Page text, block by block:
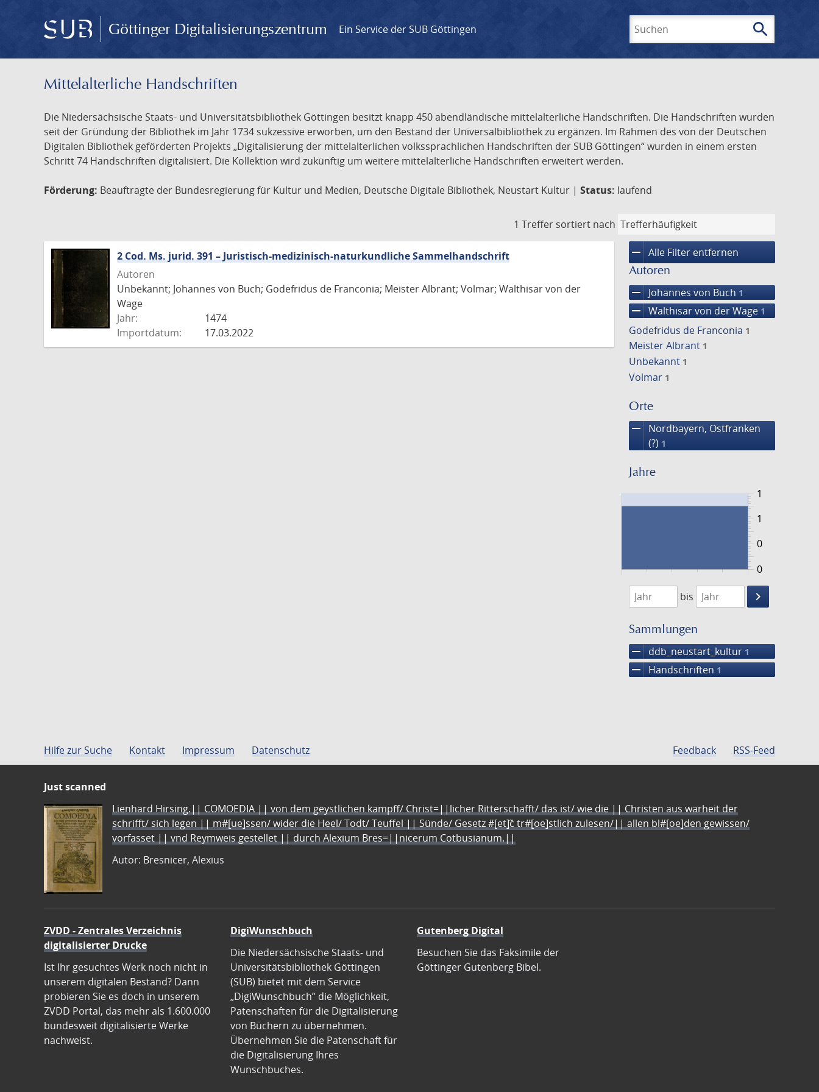
Göttinger Digitalisierungszentrum Ein Service der SUB Göttingen search
Mittelalterliche Handschriften
Die Niedersächsische Staats- und Universitätsbibliothek Göttingen besitzt knapp 450 abendländische mittelalterliche Handschriften. Die Handschriften wurden
seit der Gründung der Bibliothek im Jahr 1734 sukzessive erworben, um den Bestand der Universalbibliothek zu ergänzen. Im Rahmen des von der Deutschen
Digitalen Bibliothek geförderten Projekts „Digitalisierung der mittelalterlichen volkssprachlichen Handschriften der SUB Göttingen“ wurden in einem ersten
Schritt 74 Handschriften digitalisiert. Die Kollektion wird zukünftig um weitere mittelalterliche Handschriften erweitert werden.
Förderung: Beauftragte der Bundesregierung für Kultur und Medien, Deutsche Digitale Bibliothek, Neustart Kultur | Status: laufend
1 Treffer sortiert nach
remove Alle Filter entfernen
Autoren
remove Johannes von Buch 1
remove Walthisar von der Wage 1
Godefridus de Franconia 1
Meister Albrant 1
Unbekannt 1
Volmar 1
Orte
remove
Nordbayern, Ostfranken
(?) 1
Jahre
0
1
0
1
1474
1475
bis
keyboard_arrow_right
Suche
Sammlungen
remove ddb_neustart_kultur 1
remove Handschriften 1
2 Cod. Ms. jurid. 391 – Juristisch-medizinisch-naturkundliche Sammelhandschrift
Autoren
Unbekannt; Johannes von Buch; Godefridus de Franconia; Meister Albrant; Volmar; Walthisar von der
Wage
Jahr:
1474
Importdatum:
17.03.2022
Hilfe zur Suche Kontakt Impressum Datenschutz Feedback RSS-Feed
Just scanned
Lienhard Hirsing.|| COMOEDIA || von dem geystlichen kampff/ Christ=||licher Ritterschafft/ das ist/ wie die || Christen aus warheit der
schrifft/ sich legen || m#[ue]ssen/ wider die Heel/ Todt/ Teuffel || Sünde/ Gesetz #[et]c̃ tr#[oe]stlich zulesen/|| allen bl#[oe]den gewissen/
vorfasset || vnd Reymweis gestellet || durch Alexium Bres=||nicerum Cotbusianum.||
Autor: Bresnicer, Alexius
ZVDD - Zentrales Verzeichnis
digitalisierter Drucke
Ist Ihr gesuchtes Werk noch nicht in
unserem digitalen Bestand? Dann
probieren Sie es doch in unserem
ZVDD Portal, das mehr als 1.600.000
bundesweit digitalisierte Werke
nachweist.
DigiWunschbuch
Die Niedersächsische Staats- und
Universitätsbibliothek Göttingen
(SUB) bietet mit dem Service
„DigiWunschbuch” die Möglichkeit,
Patenschaften für die Digitalisierung
von Büchern zu übernehmen.
Übernehmen Sie die Patenschaft für
die Digitalisierung Ihres
Wunschbuches.
Gutenberg Digital
Besuchen Sie das Faksimile der
Göttinger Gutenberg Bibel.